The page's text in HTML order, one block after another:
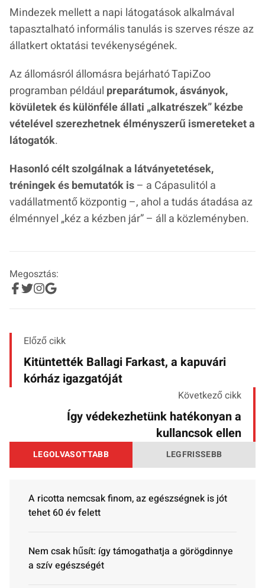
Mindezek mellett a napi látogatások alkalmával
tapasztalható informális tanulás is szerves része az
állatkert oktatási tevékenységének.
Az állomásról állomásra bejárható TapiZoo
programban például preparátumok, ásványok,
kövületek és különféle állati „alkatrészek” kézbe
vételével szerezhetnek élményszerű ismereteket a
látogatók.
Hasonló célt szolgálnak a látványetetések,
tréningek és bemutatók is– a Cápasulitól a
vadállatmentő központig –, ahol a tudás átadása az
élménnyel „kéz a kézben jár” – áll a közleményben.
Megosztás:
Előző cikk
Kitüntették Ballagi Farkast, a kapuvári
kórház igazgatóját
Következő cikk
Így védekezhetünk hatékonyan a
kullancsok ellen
LEGOLVASOTTABB LEGFRISSEBB
A ricotta nemcsak finom, az egészségnek is jót
tehet 60 év felett
Nem csak hűsít: így támogathatja a görögdinnye
a szív egészségét